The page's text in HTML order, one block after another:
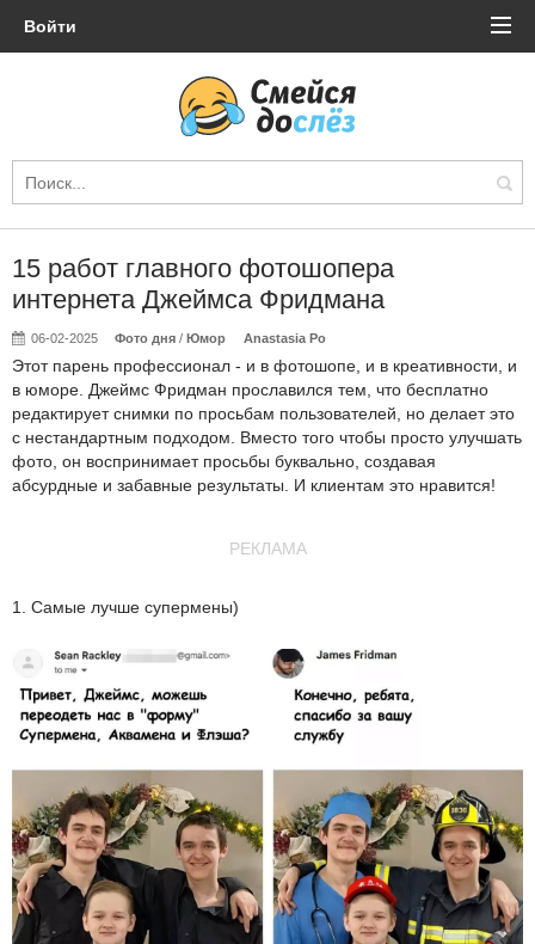
Войти
15 работ главного фотошопера
интернета Джеймса Фридмана
06-02-2025 Фото дня /Юмор Anastasia Po
Этот парень профессионал - и в фотошопе, и в креативности, и
в юморе. Джеймс Фридман прославился тем, что бесплатно
редактирует снимки по просьбам пользователей, но делает это
с нестандартным подходом. Вместо того чтобы просто улучшать
фото, он воспринимает просьбы буквально, создавая
абсурдные и забавные результаты. И клиентам это нравится!
РЕКЛАМА
1. Самые лучше супермены)